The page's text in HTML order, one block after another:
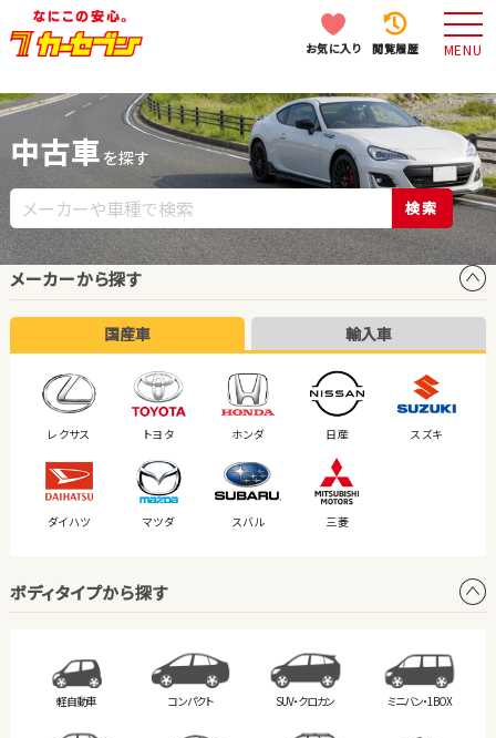
お気に入り 閲覧履歴 MENU
中古車 を探す
検索
メーカーから探す
国産車 輸入車
レクサス トヨタ ホンダ 日産 スズキ
ダイハツ マツダ スバル 三菱
ボディタイプから探す
軽自動車 コンパクト SUV・クロカン ミニバン・1BOX